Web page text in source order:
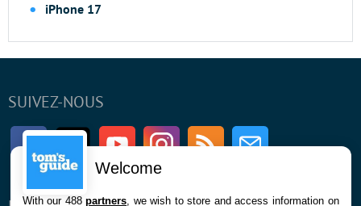
iPhone 17
SUIVEZ-NOUS
FacebookTwitter Youtube InstagramRSS Newsletter
Welcome
With our 488partners , we wish to store and access information on